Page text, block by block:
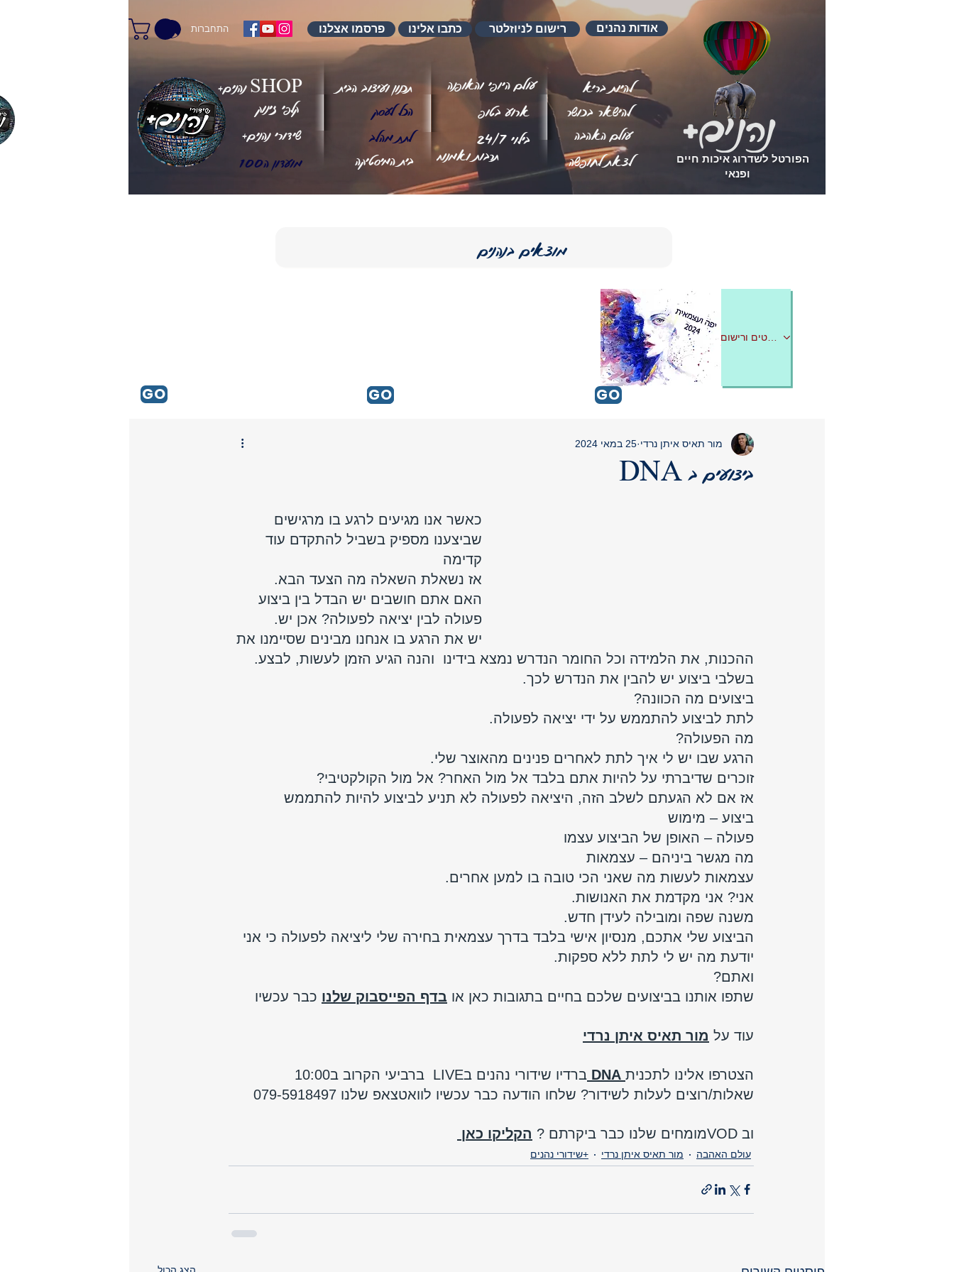
התחברות
+שידורי נהנים
מועדון ה100
+נהנים SHOP
קלפי זינוק
בית המיסטיקה
תכנון ועיצוב הבית
לתת מהלב
עולם היופי והאופנה
בילוי 24/7
ארוע בטופ
תרבות ואמנות
עולם האהבה
לצאת לחופשה
להיות בריא
להישאר בכושר
הכל לעסק
פרסמו אצלנו כתבו אלינו רישום לניוזלטר אודות נהנים
GO GO
GO
לפרטים ורישום
GO
ביצועים ב DNA
מור תאיס איתן נרדי 25 במאי 2024
כאשר אנו מגיעים לרגע בו מרגישים
שביצענו מספיק בשביל להתקדם עוד
קדימה
אז נשאלת השאלה מה הצעד הבא.
האם אתם חושבים יש הבדל בין ביצוע
פעולה לבין יציאה לפעולה? אכן יש.
יש את הרגע בו אנחנו מבינים שסיימנו את
ההכנות, את הלמידה וכל החומר הנדרש נמצא בידינו  והנה הגיע הזמן לעשות, לבצע.
בשלבי ביצוע יש להבין את הנדרש לכך.
ביצועים מה הכוונה?
לתת לביצוע להתממש על ידי יציאה לפעולה.
מה הפעולה?
הרגע שבו יש לי איך לתת לאחרים פנינים מהאוצר שלי.
זוכרים שדיברתי על להיות אתם בלבד אל מול האחר? אל מול הקולקטיבי?
אז אם לא הגעתם לשלב הזה, היציאה לפעולה לא תניע לביצוע להיות להתממש
ביצוע – מימוש
פעולה – האופן של הביצוע עצמו
מה מגשר ביניהם – עצמאות
עצמאות לעשות מה שאני הכי טובה בו למען אחרים.
אני? אני מקדמת את האנושות.
משנה שפה ומובילה לעידן חדש.
הביצוע שלי אתכם, מנסיון אישי בלבד בדרך עצמאית בחירה שלי ליציאה לפעולה כי אני
יודעת מה יש לי לתת ללא ספקות.
ואתם?
שתפו אותנו בביצועים שלכם בחיים בתגובות כאן או בדף הפייסבוק שלנו כבר עכשיו
עוד על מור תאיס איתן נרדי
הצטרפו אלינו לתכנית DNA ברדיו שידורי נהנים בLIVE  ברביעי הקרוב ב10:00
שאלות/רוצים לעלות לשידור? שלחו הודעה כבר עכשיו לוואטצאפ שלנו 079-5918497
וב VODמומחים שלנו כבר ביקרתם ? הקליקו כאן
עולם האהבה מור תאיס איתן נרדי +שידורי נהנים